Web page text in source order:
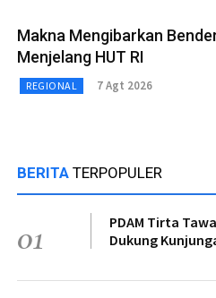
Makna Mengibarkan
Menjelang HUT RI
REGIONAL 7 Agt 2026
BERITA TERPOPULER
01
PDAM Tirta
Dukung